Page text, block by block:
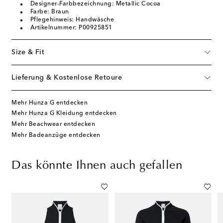
Designer-Farbbezeichnung: Metallic Cocoa
Farbe: Braun
Pflegehinweis: Handwäsche
Artikelnummer: P00925851
Size & Fit
Lieferung & Kostenlose Retoure
Mehr Hunza G entdecken
Mehr Hunza G Kleidung entdecken
Mehr Beachwear entdecken
Mehr Badeanzüge entdecken
Das könnte Ihnen auch gefallen